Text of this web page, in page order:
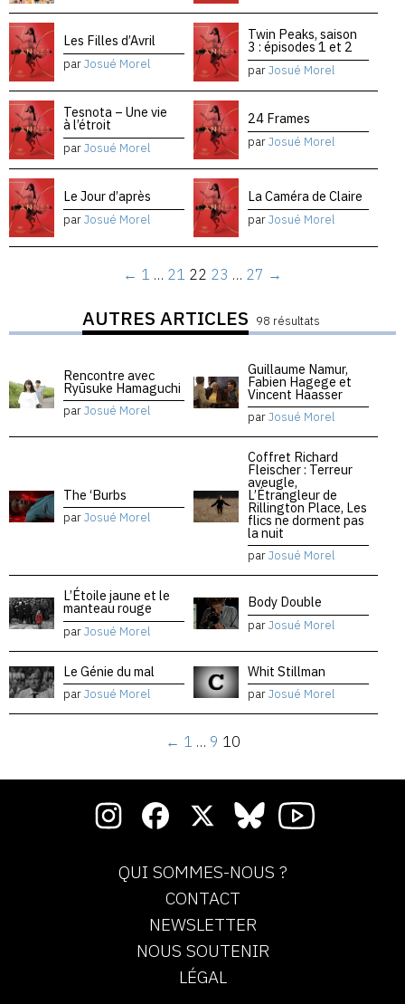
Les Filles d’Avril
parJosué Morel
Twin Peaks, saison
3 : épisodes 1 et 2
parJosué Morel
Tesnota – Une vie
à l’étroit
parJosué Morel
24 Frames
parJosué Morel
Le Jour d’après
parJosué Morel
La Caméra de Claire
parJosué Morel
← 1 … 21 22 23 … 27 →
AUTRES ARTICLES 98 résultats
Rencontre avec
Ryūsuke Hamaguchi
parJosué Morel
Guillaume Namur,
Fabien Hagege et
Vincent Haasser
parJosué Morel
The ‘Burbs
parJosué Morel
Coffret Richard
Fleischer : Terreur
aveugle,
L’Étrangleur de
Rillington Place, Les
flics ne dorment pas
la nuit
parJosué Morel
L’Étoile jaune et le
manteau rouge
parJosué Morel
Body Double
parJosué Morel
Le Génie du mal
parJosué Morel
Whit Stillman
parJosué Morel
← 1 … 9 10
QUI SOMMES-NOUS ?
CONTACT
NEWSLETTER
NOUS SOUTENIR
LÉGAL